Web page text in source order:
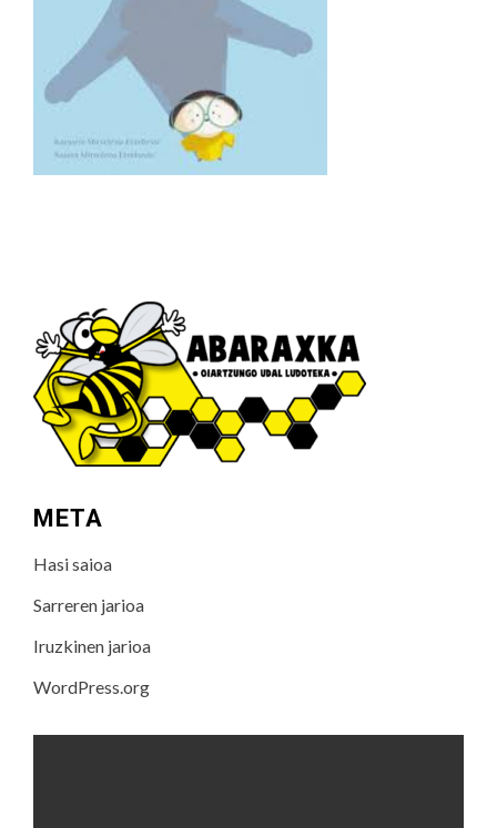
META
Hasi saioa
Sarreren jarioa
Iruzkinen jarioa
WordPress.org